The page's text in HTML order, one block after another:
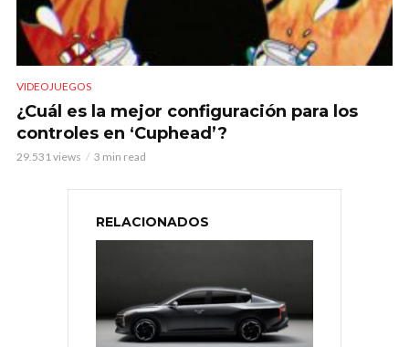
VIDEOJUEGOS
¿Cuál es la mejor configuración para los
controles en ‘Cuphead’?
29.531 views 3 min read
RELACIONADOS